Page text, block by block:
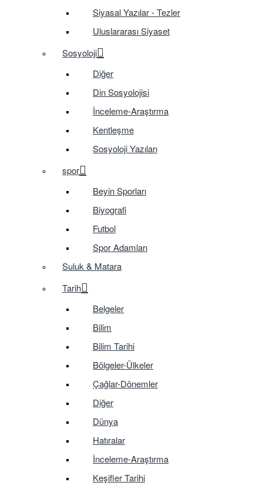
Siyasal Yazılar - Tezler
Uluslararası Siyaset
Sosyoloji
Diğer
Din Sosyolojisi
İnceleme-Araştırma
Kentleşme
Sosyoloji Yazıları
spor
Beyin Sporları
Biyografi
Futbol
Spor Adamları
Suluk & Matara
Tarih
Belgeler
Bilim
Bilim Tarihi
Bölgeler-Ülkeler
Çağlar-Dönemler
Diğer
Dünya
Hatıralar
İnceleme-Araştırma
Keşifler Tarihi